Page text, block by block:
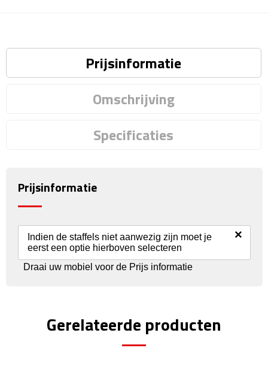
Glazen & karaffen
Dubbelwandige glazen
Bierglazen
Champagneglazen
Wijnglazen
Prijsinformatie
Omschrijving
Specificaties
Prijsinformatie
Indien de staffels niet aanwezig zijn moet je
eerst een optie hierboven selecteren
×
Draai uw mobiel voor de Prijs informatie
Gerelateerde producten